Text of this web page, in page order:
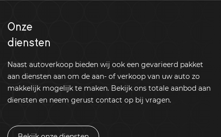
Onze
diensten
Naast autoverkoop bieden wij ook een gevarieerd pakket
aan diensten aan om de aan- of verkoop van uw auto zo
makkelijk mogelijk te maken. Bekijk ons totale aanbod aan
diensten en neem gerust contact op bij vragen.